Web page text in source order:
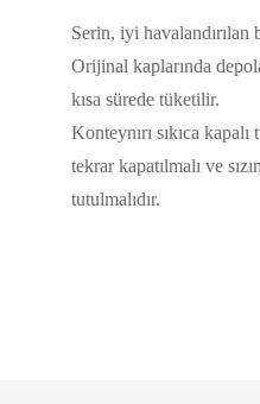
Serin, iyi havalandırılan
Orijinal kaplarında
kısa sürede tüketilir.
Konteynırı sıkıca
tekrar kapatılmalı ve
tutulmalıdır.